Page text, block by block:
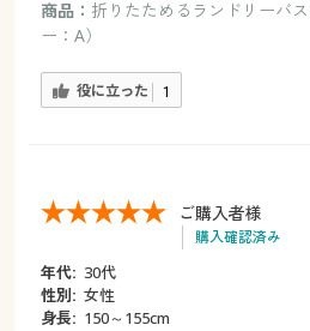
商品： 折りたためるランドリーバ
ー：A）
役に立った 1
ご購入者様
購入確認済み
年代: 30代
性別: 女性
身長: 150～155cm